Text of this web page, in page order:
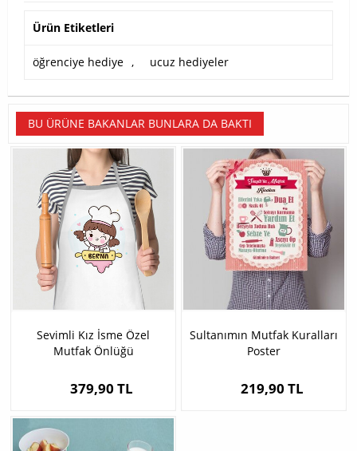
Ürün Etiketleri
öğrenciye hediye , ucuz hediyeler
BU ÜRÜNE BAKANLAR BUNLARA DA BAKTI
Sevimli Kız İsme Özel
Mutfak Önlüğü
379,90 TL
Sultanımın Mutfak Kuralları
Poster
219,90 TL